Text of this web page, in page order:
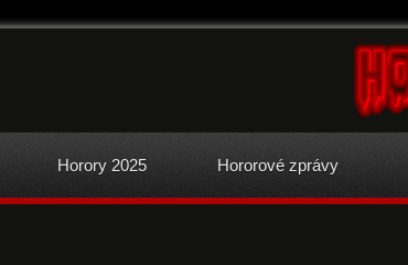
Horory 2025 Hororové zprávy